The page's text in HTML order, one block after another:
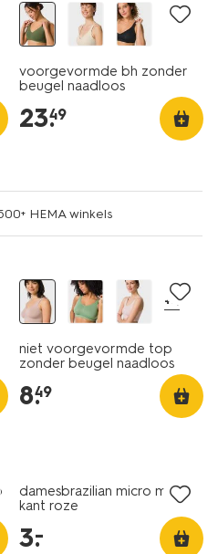
voorgevormde bh zonder
beugel naadloos
23.
49
HEMA winkels
+4
niet voorgevormde top
zonder beugel naadloos
8.
49
damesbrazilian micro met
kant roze
3.
–